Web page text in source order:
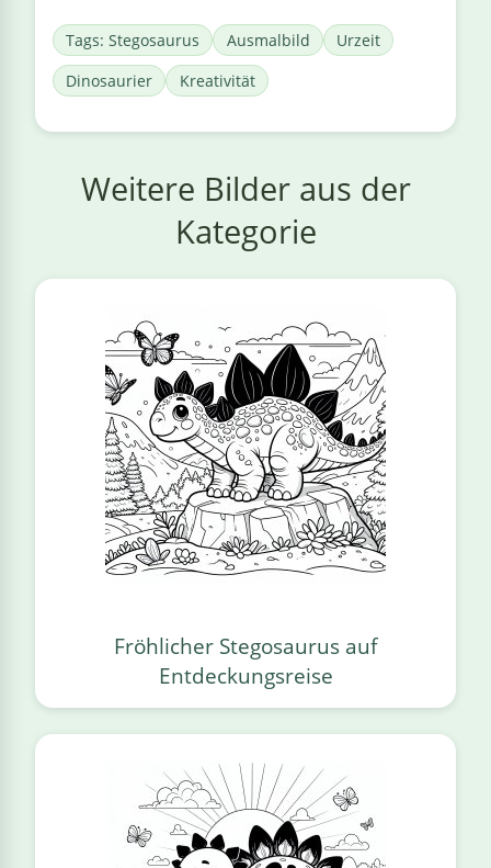
Tags: Stegosaurus Ausmalbild
Urzeit
Dinosaurier
Kreativität
Weitere Bilder aus der
Kategorie
Fröhlicher Stegosaurus auf
Entdeckungsreise